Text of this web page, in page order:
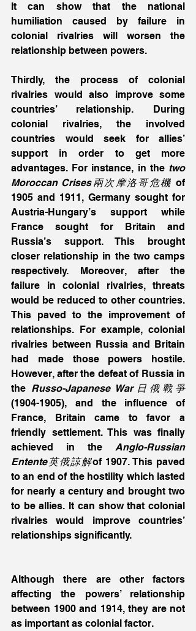
It can show that the national
humiliation caused by failure in
colonial rivalries will worsen the
relationship between powers.
Thirdly, the process of colonial
rivalries would also improve some
countries’ relationship. During
colonial rivalries, the involved
countries would seek for allies’
support in order to get more
advantages. For instance, in the two
Moroccan Crises兩次摩洛哥危機 of
1905 and 1911, Germany sought for
Austria-Hungary’s support while
France sought for Britain and
Russia’s support. This brought
closer relationship in the two camps
respectively. Moreover, after the
failure in colonial rivalries, threats
would be reduced to other countries.
This paved to the improvement of
relationships. For example, colonial
rivalries between Russia and Britain
had made those powers hostile.
However, after the defeat of Russia in
the Russo-Japanese War日俄戰爭
(1904-1905), and the influence of
France, Britain came to favor a
friendly settlement. This was finally
achieved in the Anglo-Russian
Entente英俄諒解of 1907. This paved
to an end of the hostility which lasted
for nearly a century and brought two
to be allies. It can show that colonial
rivalries would improve countries’
relationships significantly.
Although there are other factors
affecting the powers’ relationship
between 1900 and 1914, they are not
as important as colonial factor.